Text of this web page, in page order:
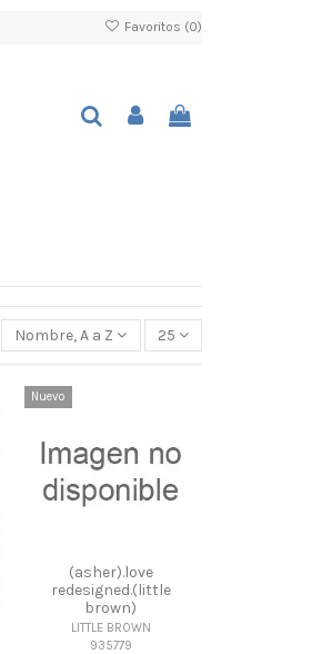
Favoritos (0)
Nombre, A a Z 25
Nuevo
(asher).love
redesigned.(little
brown)
LITTLE BROWN
935779